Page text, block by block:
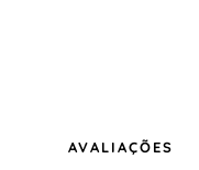
AVALIAÇÕES